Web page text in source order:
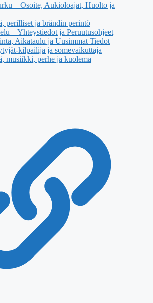
– Osoite, Aukioloajat, Huolto ja
perilliset ja brändin perintö
– Yhteystiedot ja Peruutusohjeet
Aikataulu ja Uusimmat Tiedot
kilpailija ja somevaikuttaja
musiikki, perhe ja kuolema